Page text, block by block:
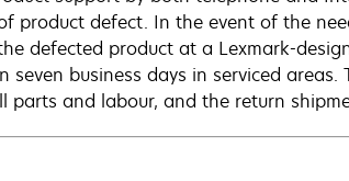
product defect. In the event of the
defected product at a Lexmark-
seven business days in serviced areas.
parts and labour, and the return